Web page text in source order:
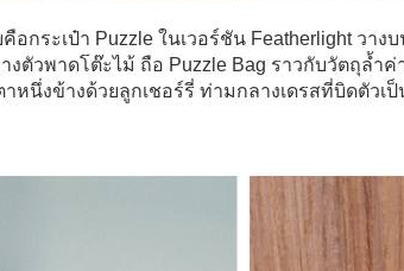
คือกระเป๋า Puzzle ในเวอร์ชัน Featherlight ว
งตัวพาดโต๊ะไม้ ถือ Puzzle Bag ราวกับวัตถุล้ำ
นึ่งข้างด้วยลูกเชอร์รี่ ท่ามกลางเดรสที่บิดตัวเป็